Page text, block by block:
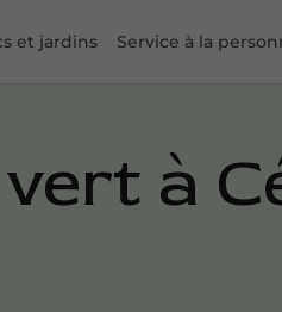
et jardins Service à la
à